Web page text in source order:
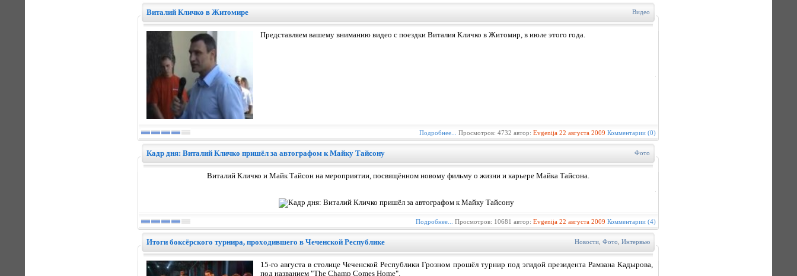
Виталий Кличко в Житомире Видео
Представляем вашему вниманию видео с поездки Виталия Кличко в Житомир, в июле этого года.
Подробнее... Просмотров: 4732 автор: Evgenija 22 августа 2009 Комментарии (0)
Кадр дня: Виталий Кличко пришёл за автографом к Майку Тайсону Фото
Виталий Кличко и Майк Тайсон на мероприятии, посвящённом новому фильму о жизни и карьере Майка Тайсона.
Подробнее... Просмотров: 10681 автор: Evgenija 22 августа 2009 Комментарии (4)
Итоги боксёрского турнира, проходившего в Чеченской Республике Новости Фото Интервью
15-го августа в столице Чеченской Республики Грозном прошёл турнир под эгидой президента Рамзана Кадырова,
под названием "The Champ Comes Home".